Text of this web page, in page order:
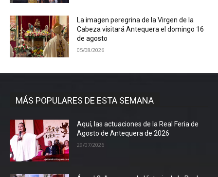
La imagen peregrina de la Virgen de la
Cabeza visitará Antequera el domingo 16
de agosto
05/08/2026
MÁS POPULARES DE ESTA SEMANA
Aquí, las actuaciones de la Real Feria de
Agosto de Antequera de 2026
29/07/2026